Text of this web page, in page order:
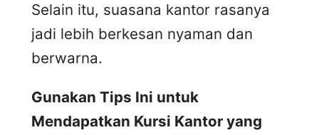
Selain itu, suasana kantor rasanya
jadi lebih berkesan nyaman dan
berwarna.
Gunakan Tips Ini untuk
Mendapatkan Kursi Kantor yang